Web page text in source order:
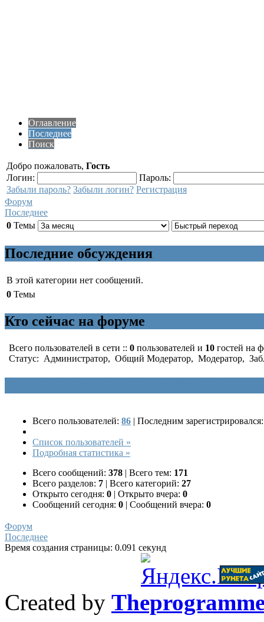
Оглавление
Последнее
Поиск
Добро пожаловать, Гость
Логин:
Пароль:
Забыли пароль? Забыли логин? Регистрация
Форум
Последнее
0 Темы
Последние обсуждения
В этой категории нет сообщений.
0 Темы
Кто сейчас на форуме
Всего пользователей в сети :: 0 пользователей и 10 гостей на
Статус: Администратор, Общий Модератор, Модератор,
Всего пользователей: 86 | Последним
Список пользователей »
Подробная статистика »
Всего сообщений: 378 | Всего тем: 171
Всего разделов: 7 | Всего категорий: 27
Открыто сегодня: 0 | Открыто вчера: 0
Сообщений сегодня: 0 | Сообщений вчера: 0
Форум
Последнее
Время создания страницы: 0.091 секунд
Created by